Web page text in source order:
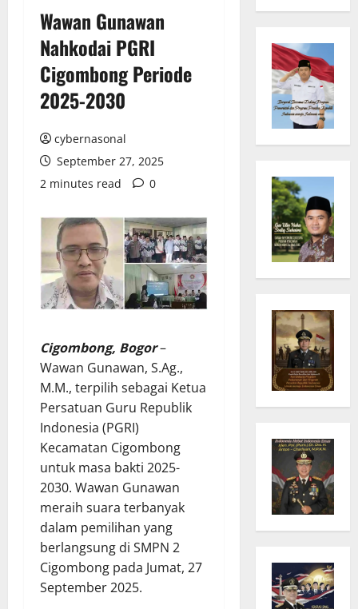
Wawan Gunawan
Nahkodai PGRI
Cigombong Periode
2025-2030
cybernasonal
September 27, 2025
2 minutes read
0
Cigombong, Bogor–
Wawan Gunawan, S.Ag.,
M.M., terpilih sebagai Ketua
Persatuan Guru Republik
Indonesia (PGRI)
Kecamatan Cigombong
untuk masa bakti 2025-
2030. Wawan Gunawan
meraih suara terbanyak
dalam pemilihan yang
berlangsung di SMPN 2
Cigombong pada Jumat, 27
September 2025.